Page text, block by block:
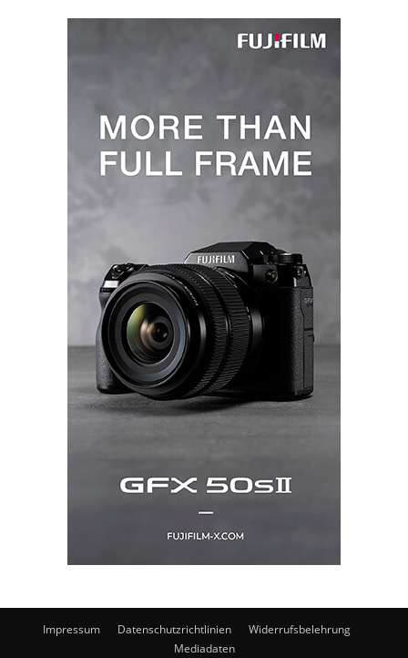
Impressum Datenschutzrichtlinien
Widerrufsbelehrung
Mediadaten